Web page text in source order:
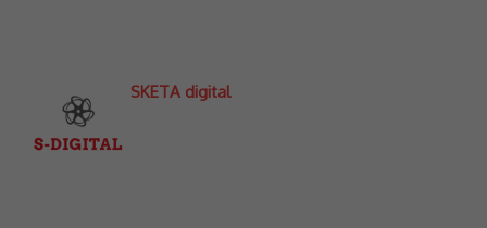
SKETA digital